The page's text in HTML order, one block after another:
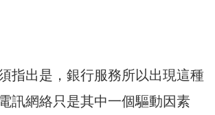
指出是，銀行服務所以出現這種
訊網絡只是其中一個驅動因素